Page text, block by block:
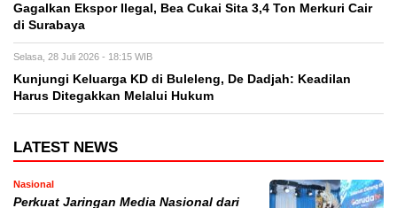
Gagalkan Ekspor Ilegal, Bea Cukai Sita 3,4 Ton Merkuri Cair
di Surabaya
Selasa, 28 Juli 2026 - 18:15 WIB
Kunjungi Keluarga KD di Buleleng, De Dadjah: Keadilan
Harus Ditegakkan Melalui Hukum
LATEST NEWS
Nasional
Perkuat Jaringan Media Nasional dari